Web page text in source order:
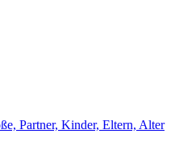
Partner, Kinder, Eltern, Alter